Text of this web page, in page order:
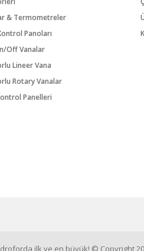
& Termometreler
Panoları
Off Vanalar
Lineer Vana
Rotary Vanalar
Panelleri